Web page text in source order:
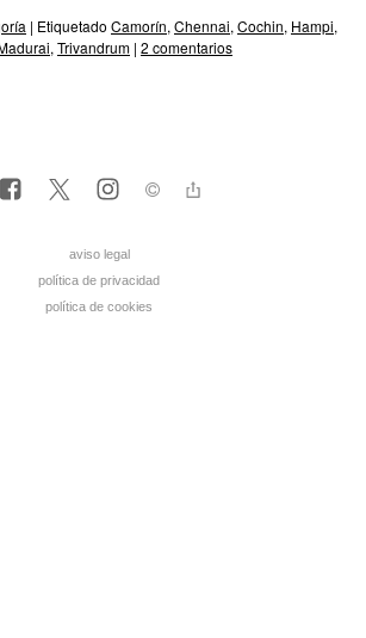
| Etiquetado Camorín, Chennai, Cochin, Hampi,
, Trivandrum | 2 comentarios
aviso legal
política de privacidad
política de cookies